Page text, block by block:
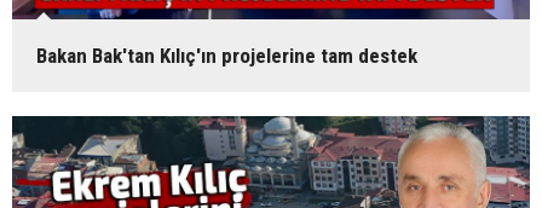
Bakan Bak'tan Kılıç'ın projelerine tam destek